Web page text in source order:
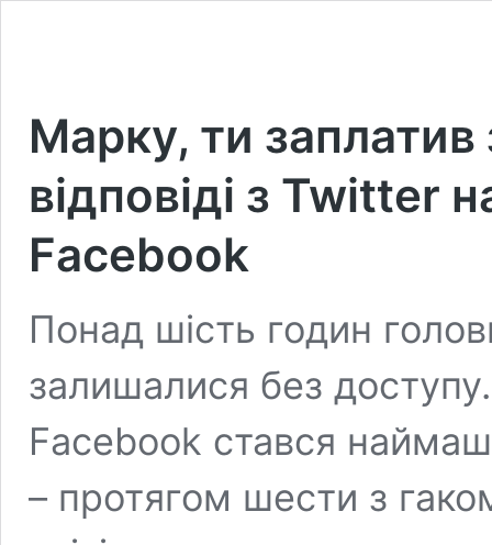
Марку, ти заплатив
відповіді з Twitter
Facebook
Понад шість годин
залишалися без
Facebook стався
– протягом шести з